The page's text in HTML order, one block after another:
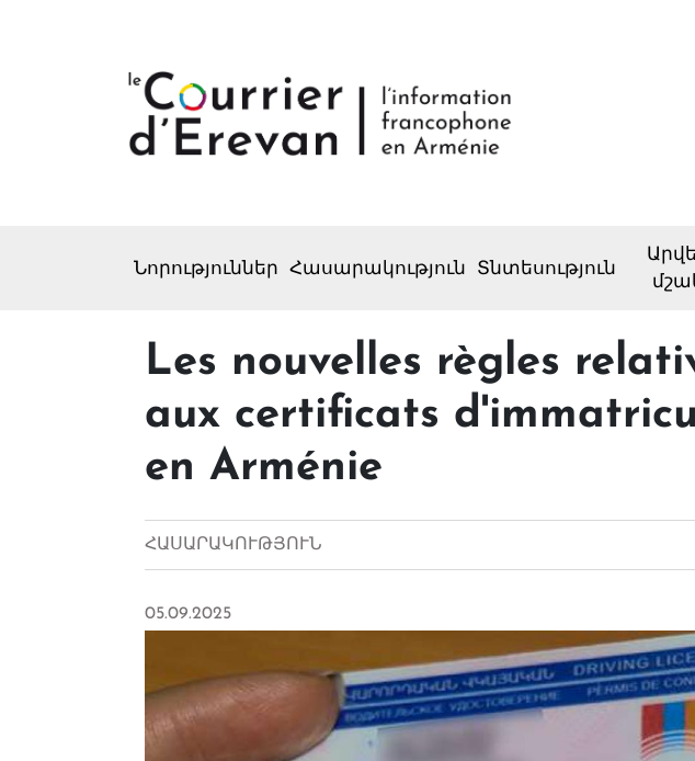
Նորություններ Հասարակություն Տնտեսություն
Les nouvelles règles
aux certificats
en Arménie
ՀԱՍԱՐԱԿՈՒԹՅՈՒՆ
05.09.2025